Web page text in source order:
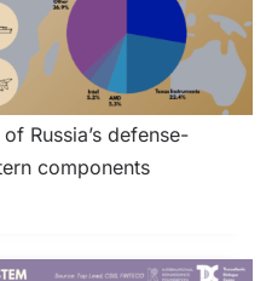
Russia’s defense-
components